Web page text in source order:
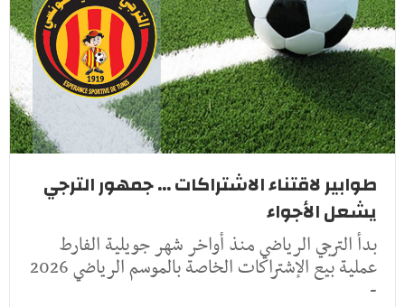
طوابير لاقتناء الاشتراكات ... جمهور الترجي
يشعل الأجواء
بدأ الترجي الرياضي منذ أواخر شهر جويلية الفارط
عملية بيع الإشتراكات الخاصة بالموسم الرياضي 2026
-